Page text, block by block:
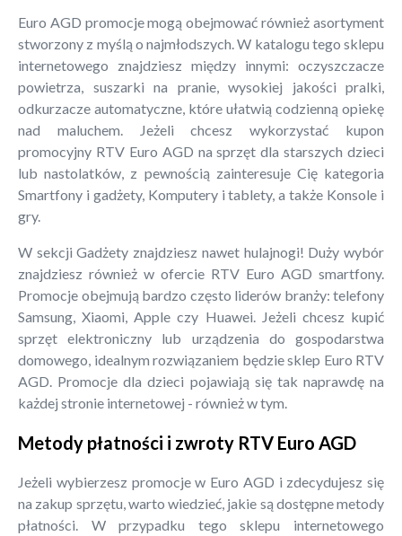
Euro AGD promocje mogą obejmować również asortyment
stworzony z myślą o najmłodszych. W katalogu tego sklepu
internetowego znajdziesz między innymi: oczyszczacze
powietrza, suszarki na pranie, wysokiej jakości pralki,
odkurzacze automatyczne, które ułatwią codzienną opiekę
nad maluchem. Jeżeli chcesz wykorzystać kupon
promocyjny RTV Euro AGD na sprzęt dla starszych dzieci
lub nastolatków, z pewnością zainteresuje Cię kategoria
Smartfony i gadżety, Komputery i tablety, a także Konsole i
gry.
W sekcji Gadżety znajdziesz nawet hulajnogi! Duży wybór
znajdziesz również w ofercie RTV Euro AGD smartfony.
Promocje obejmują bardzo często liderów branży: telefony
Samsung, Xiaomi, Apple czy Huawei. Jeżeli chcesz kupić
sprzęt elektroniczny lub urządzenia do gospodarstwa
domowego, idealnym rozwiązaniem będzie sklep Euro RTV
AGD. Promocje dla dzieci pojawiają się tak naprawdę na
każdej stronie internetowej - również w tym.
Metody płatności i zwroty RTV Euro AGD
Jeżeli wybierzesz promocje w Euro AGD i zdecydujesz się
na zakup sprzętu, warto wiedzieć, jakie są dostępne metody
płatności. W przypadku tego sklepu internetowego